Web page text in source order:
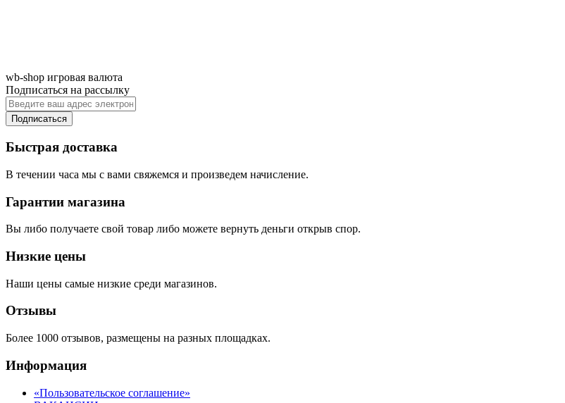
wb-shop игровая валюта
Подписаться на рассылку
Подписаться
Быстрая доставка
В течении часа мы с вами свяжемся и произведем начисление.
Гарантии магазина
Вы либо получаете свой товар либо можете вернуть деньги открыв спор.
Низкие цены
Наши цены самые низкие среди магазинов.
Отзывы
Более 1000 отзывов, размещены на разных площадках.
Информация
«Пользовательское соглашение»